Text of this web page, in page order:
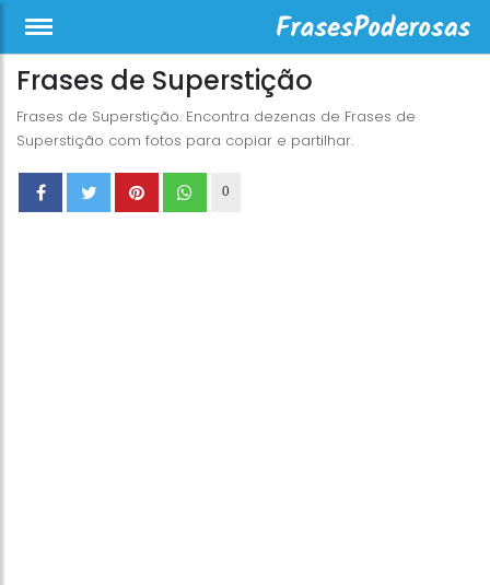
Frases de Superstição
Frases de Superstição. Encontra dezenas de Frases de
Superstição com fotos para copiar e partilhar.
0